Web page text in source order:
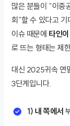
많은 분들이 “이중
회”할 수 있다고
이슈 때문에 타인
로 뜨는 형태는 제
대신 2025귀속 연
3단계입니다.
1) 내 쪽에서